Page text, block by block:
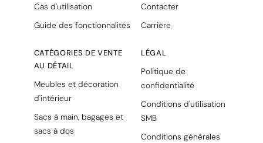
Cas d'utilisation
Guide des fonctionnalités
CATÉGORIES DE VENTE
AU DÉTAIL
Meubles et décoration
d'intérieur
Sacs à main, bagages et
sacs à dos
Contacter
Carrière
LÉGAL
Politique de
confidentialité
Conditions d'utilisation
SMB
Conditions générales